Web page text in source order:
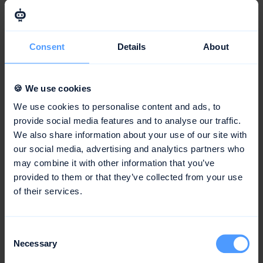
Consent Details About
🍪 We use cookies
We use cookies to personalise content and ads, to
provide social media features and to analyse our traffic.
We also share information about your use of our site with
our social media, advertising and analytics partners who
may combine it with other information that you’ve
provided to them or that they’ve collected from your use
of their services.
Selection
Necessary
Mengen multipliziert, um die Gesamtkosten zu
Kostensimulation:
Mithilfe von Simulationsverfahren
deren Auswirkungen auf die Kosten analysiert
werden.
Controlling-Instrumente:Zur Überwachung und
Kontrolle der Kosten können Controlling-Instrumente
wie Budgets, Soll-Ist-Vergleiche oder Kennzahlen
eingesetzt werden.
Fazit
Die Kostenplanung ist ein wichtiger Bestandteil der